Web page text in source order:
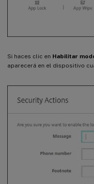
Si haces clic en Habilitar
aparecerá en el dispositivo